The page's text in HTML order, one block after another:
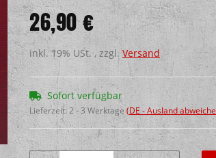
26,90 €
inkl. 19% USt. , zzgl. Versand
Sofort verfügbar
Lieferzeit: 2 - 3 Werktage (DE - Ausland